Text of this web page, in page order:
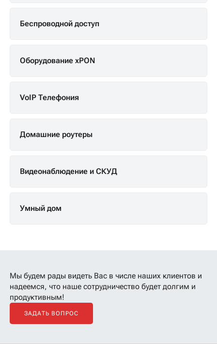
Беспроводной доступ
Оборудование xPON
VoIP Телефония
Домашние роутеры
Видеонаблюдение и СКУД
Умный дом
Мы будем рады видеть Вас в числе наших клиентов и
надеемся, что наше сотрудничество будет долгим и
продуктивным!
ЗАДАТЬ ВОПРОС